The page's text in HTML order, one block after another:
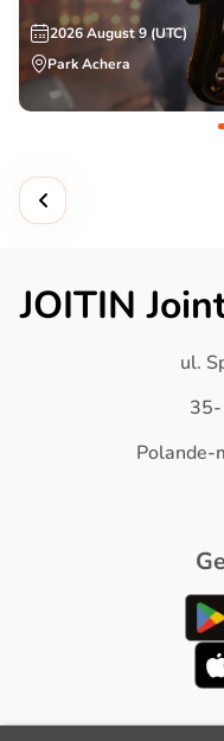
2026 August 9 (UTC)
Park Achera
JOITIN
ul.
35-
Polande-